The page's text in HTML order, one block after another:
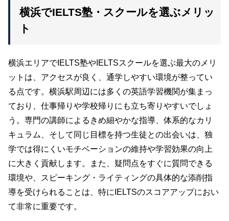
横浜でIELTS塾・スクールを選ぶメリッ
ト
横浜エリアでIELTS塾やIELTSスクールを選ぶ最大のメリ
ットは、アクセスが良く、通学しやすい環境が整ってい
る点です。横浜駅周辺には多くの英語学習機関が集まっ
ており、仕事帰りや学校帰りにも立ち寄りやすいでしょ
う。専門の講師によるきめ細やかな指導、体系的なカリ
キュラム、そして同じ目標を持つ生徒との出会いは、独
学では得にくいモチベーションの維持や学習効果の向上
に大きく貢献します。また、疑問点をすぐに質問できる
環境や、スピーキング・ライティングの具体的な添削指
導を受けられることは、特にIELTSのスコアアップにおい
て非常に重要です。